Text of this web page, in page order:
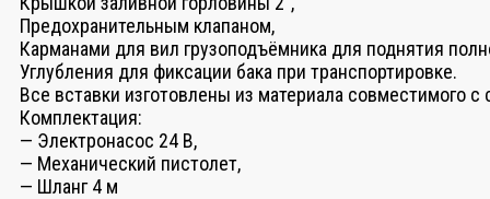
Предохранительным клапаном,
Карманами для вил грузоподъёмника для поднятия
Углубления для фиксации бака при транспортировке.
Все вставки изготовлены из материала совместимого
Комплектация:
— Электронасос 24 В,
— Механический пистолет,
— Шланг 4 м